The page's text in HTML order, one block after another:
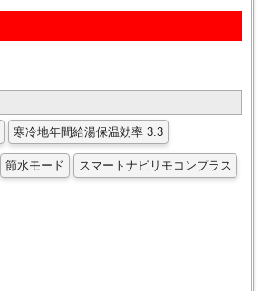
寒冷地年間給湯保温効率 3.3
節水モード スマートナビリモコンプラス